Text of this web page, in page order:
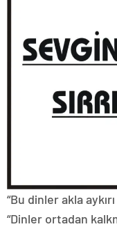
“Bu dinler akla
“Dinler ortadan